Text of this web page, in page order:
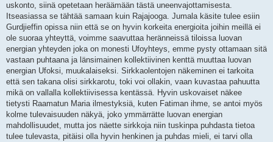
uskonto, siinä opetetaan heräämään tästä uneenvajottamisesta.
Itseasiassa se tähtää samaan kuin Rajajooga. Jumala käsite tulee esiin
Gurdjieffin opissa niin että se on hyvin korkeita energioita joihin meillä ei
ole suoraa yhteyttä, voimme saavuttaa heränneissä tiloissa luovan
energian yhteyden joka on monesti Ufoyhteys, emme pysty ottamaan sitä
vastaan puhtaana ja länsimainen kollektiivinen kenttä muuttaa luovan
energian Ufoksi, muukalaiseksi. Sirkkaolentojen näkeminen ei tarkoita
että sen takana olisi sirkkarotu, toki voi ollakin, vaan kuvastaa pahuutta
mikä on vallalla kollektiivisessa kentässä. Hyvin uskovaiset näkee
tietysti Raamatun Maria ilmestyksiä, kuten Fatiman ihme, se antoi myös
kolme tulevaisuuden näkyä, joko ymmärrätte luovan energian
mahdollisuudet, mutta jos näette sirkkoja niin tuskinpa puhdasta tietoa
tulee tulevasta, pitäisi olla hyvin henkinen ja puhdas mieli, ei tarvi olla